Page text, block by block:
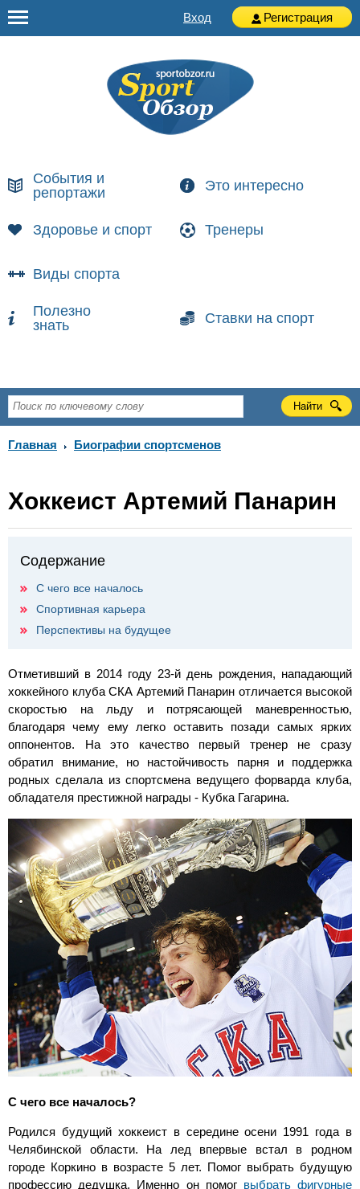
Вход Регистрация
События и
репортажи
Это интересно
Здоровье и спорт Тренеры
Виды спорта
Полезно
знать
Ставки на спорт
Главная Биографии спортсменов
Хоккеист Артемий Панарин
Содержание
С чего все началось
Спортивная карьера
Перспективы на будущее
Отметивший в 2014 году 23-й день рождения, нападающий
хоккейного клуба СКА Артемий Панарин отличается высокой
скоростью на льду и потрясающей маневренностью,
благодаря чему ему легко оставить позади самых ярких
оппонентов. На это качество первый тренер не сразу
обратил внимание, но настойчивость парня и поддержка
родных сделала из спортсмена ведущего форварда клуба,
обладателя престижной награды - Кубка Гагарина.
С чего все началось?
Родился будущий хоккеист в середине осени 1991 года в
Челябинской области. На лед впервые встал в родном
городе Коркино в возрасте 5 лет. Помог выбрать будущую
профессию дедушка. Именно он помог выбрать фигурные